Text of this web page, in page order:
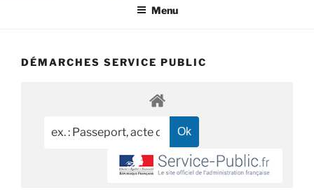
Menu
DÉMARCHES SERVICE PUBLIC